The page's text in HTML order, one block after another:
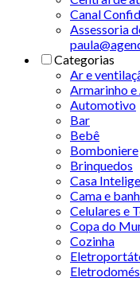
Canal
Assessoria
Categorias
Ar e
Armarinho
Automotivo
Bar
Bebê
Bomboniere
Brinquedos
Casa
Cama e
Celulares e
Copa do
Cozinha